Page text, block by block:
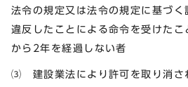
法令の規定又は法令の規定に基づく
違反したことによる命令を受けたこ
から2年を経過しない者
⑶ 建設業法により許可を取り消さ